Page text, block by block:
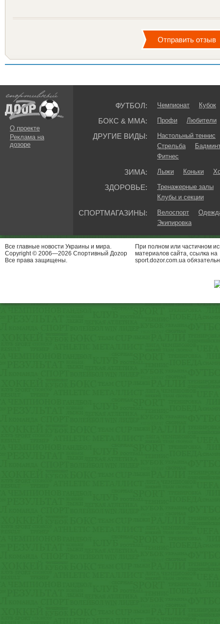
О проекте
Реклама на
дозоре
ФУТБОЛ: Чемпионат Кубок
БОКС & ММА: Профи Любители
ДРУГИЕ ВИДЫ:
Настольный теннис
Стрельба
Фитнес
ЗИМА: Лыжи Коньки
ЗДОРОВЬЕ:
Тренажерные залы
Клубы и секции
СПОРТМАГАЗИНЫ: Велоспорт
Экипировка
Все главные новости Украины и мира.
Copyright © 2006—2026 Спортивный Доzор
Все права защищены.
При полном или частичном
материалов сайта, ссылка на
sport.dozor.com.ua